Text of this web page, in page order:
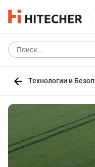
Технологии и